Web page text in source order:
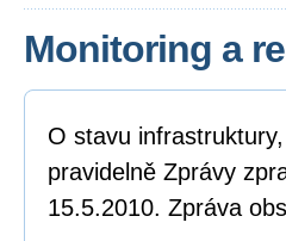
Monitoring a
O stavu
pravidelně Zprávy
15.5.2010. Zpráva